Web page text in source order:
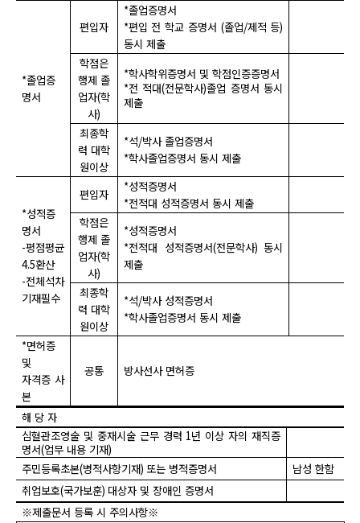
*졸업증
명서
편입자
*졸업증명서
*편입 전 학교 증명서 (졸업/제적 등)
동시 제출
학점은
행제 졸
업자(학
사)
*학사학위증명서 및 학점인증증명서
*전 적대(전문학사)졸업 증명서 동시
제출
최종학
력 대학
원이상
*석/박사 졸업증명서
*학사졸업증명서 동시 제출
*성적증
명서
-평점평균
4.5환산
-전체석차
기재필수
편입자
*성적증명서
*전적대 성적증명서 동시 제출
학점은
행제 졸
업자(학
사)
*성적증명서
*전적대 성적증명서(전문학사) 동시
제출
최종학
력 대학
원이상
*석/박사 성적증명서
*학사졸업증명서 동시 제출
*면허증
및
자격증 사
본
공통 방사선사 면허증
해 당 자
심혈관조영술 및 중재시술 근무 경력 1년 이상 자의 재직증
명서(업무 내용 기재)
주민등록초본(병적사항기재) 또는 병적증명서
남성 한함
취업보호(국가보훈) 대상자 및 장애인 증명서
※제출문서 등록 시 주의사항※